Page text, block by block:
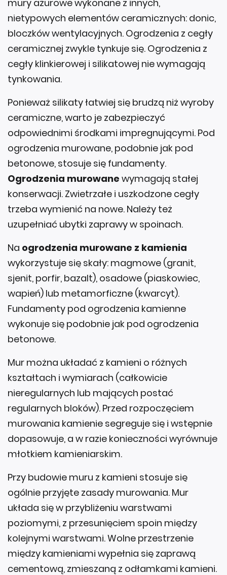
mury ażurowe wykonane z innych,
nietypowych elementów ceramicznych: donic,
bloczków wentylacyjnych. Ogrodzenia z cegły
ceramicznej zwykle tynkuje się. Ogrodzenia z
cegły klinkierowej i silikatowej nie wymagają
tynkowania.
Ponieważ silikaty łatwiej się brudzą niż wyroby
ceramiczne, warto je zabezpieczyć
odpowiednimi środkami impregnującymi. Pod
ogrodzenia murowane, podobnie jak pod
betonowe, stosuje się fundamenty.
Ogrodzenia murowane wymagają stałej
konserwacji. Zwietrzałe i uszkodzone cegły
trzeba wymienić na nowe. Należy też
uzupełniać ubytki zaprawy w spoinach.
Na ogrodzenia murowane z kamienia
wykorzystuje się skały: magmowe (granit,
sjenit, porfir, bazalt), osadowe (piaskowiec,
wapień) lub metamorficzne (kwarcyt).
Fundamenty pod ogrodzenia kamienne
wykonuje się podobnie jak pod ogrodzenia
betonowe.
Mur można układać z kamieni o różnych
kształtach i wymiarach (całkowicie
nieregularnych lub mających postać
regularnych bloków). Przed rozpoczęciem
murowania kamienie segreguje się i wstępnie
dopasowuje, a w razie konieczności wyrównuje
młotkiem kamieniarskim.
Przy budowie muru z kamieni stosuje się
ogólnie przyjęte zasady murowania. Mur
układa się w przybliżeniu warstwami
poziomymi, z przesunięciem spoin między
kolejnymi warstwami. Wolne przestrzenie
między kamieniami wypełnia się zaprawą
cementową, zmieszaną z odłamkami kamieni.